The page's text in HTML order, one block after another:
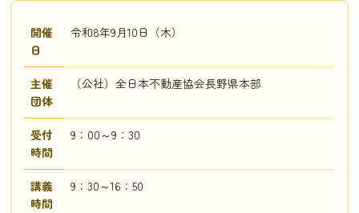
開催
日
令和8年9月10日（木）
主催
団体
（公社）全日本不動産協会長野県本部
受付
時間
9：00～9：30
講義
時間
9：30～16：50